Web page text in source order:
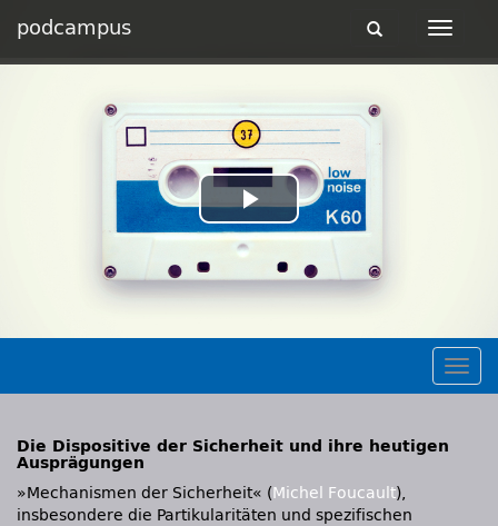
podcampus
Toggle
Toggle
Play
Video
Die Dispositive der Sicherheit und ihre heutigen
Ausprägungen
»Mechanismen der Sicherheit« (Michel Foucault),
insbesondere die Partikularitäten und spezifischen